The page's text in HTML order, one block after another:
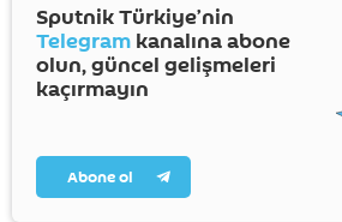
Sputnik Türkiye’nin
Telegram kanalına abone
olun, güncel gelişmeleri
kaçırmayın
Abone ol